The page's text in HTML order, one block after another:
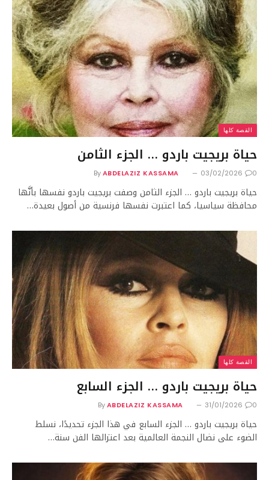
القصة كلها
حياة بريجيت باردو … الجزء الثامن
By ABDELAZIZ KASSAMA 03/02/2026 0
حياة بريجيت باردو … الجزء الثامن وصفت بريجيت باردو نفسها بأنَّها
محافظة سياسيا، كما اعتبرت نفسها فرنسية من أصول بعيدة…
القصة كلها
حياة بريجيت باردو … الجزء السابع
By ABDELAZIZ KASSAMA 31/01/2026 0
حياة بريجيت باردو … الجزء السابع في هذا الجزء تحديدًا، نسلط
الضوء على نضال النجمة العالمية بعد اعتزالها الفن سنة…